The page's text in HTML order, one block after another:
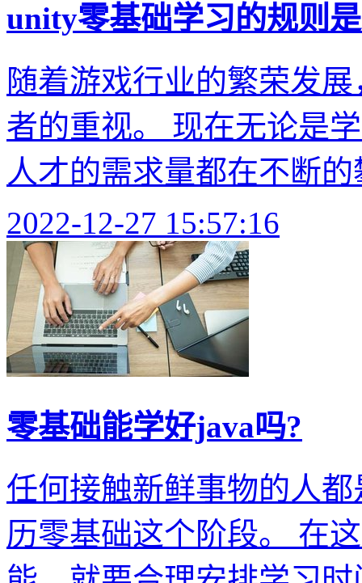
unity零基础学习的规则
随着游戏行业的繁荣发
者的重视。 现在无论是
人才的需求量都在不断
2022-12-27 15:57:16
零基础能学好java吗?
任何接触新鲜事物的人
历零基础这个阶段。 在